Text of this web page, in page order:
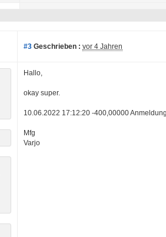
#3 Geschrieben : vor 4 Jahren
Hallo,
okay super.
10.06.2022 17:12:20 -400,00000
Mfg
Varjo